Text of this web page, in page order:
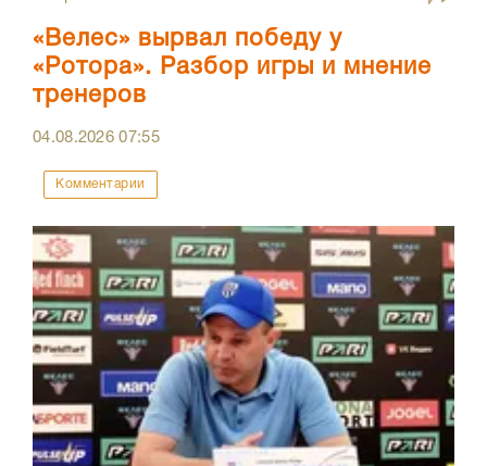
«Велес» вырвал победу у
«Ротора». Разбор игры и мнение
тренеров
04.08.202607:55
Комментарии